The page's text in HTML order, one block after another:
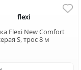
flexi
Flexi New Comfort
S, трос 8 м